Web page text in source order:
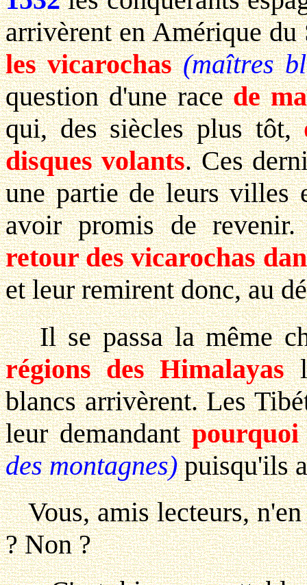
arrivèrent en Amérique du
les vicarochas (maîtres
question d'une racede
qui, des siècles plus tôt,
disques volants. Ces
une partie de leurs villes
avoir promis de
retour des vicarochas
et leur remirent donc, au
Il se passa la même
régions des Himalayas
blancs arrivèrent. Les
leur demandant
des montagnes)puisqu'ils
Vous, amis lecteurs, n'en
? Non ?